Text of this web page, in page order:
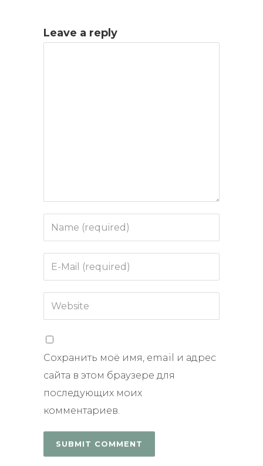
Leave a reply
Сохранить моё имя, email и адрес
сайта в этом браузере для
последующих моих
комментариев.